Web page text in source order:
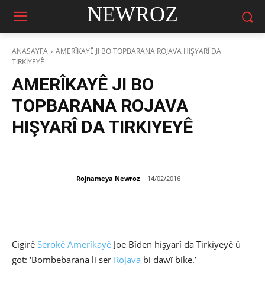
NEWROZ
ANASAYFA
AMERÎKAYÊ JI BO TOPBARANA ROJAVA HIŞYARÎ DA
TIRKIYEYÊ
AMERÎKAYÊ JI BO
TOPBARANA ROJAVA
HIŞYARÎ DA TIRKIYEYÊ
Rojnameya Newroz 14/02/2016
Cigirê Serokê Amerîkayê Joe Bîden hişyarî da Tirkiyeyê û
got: ‘Bombebarana li ser Rojava bi dawî bike.’